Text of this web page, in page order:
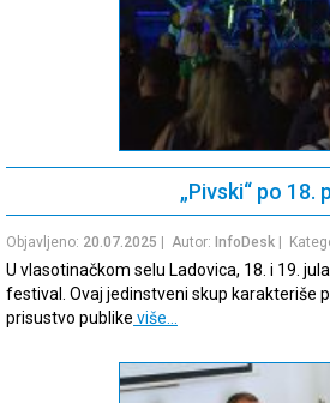
„Pivski“ po 18.
Objavljeno: 20.07.2025 | Autor: InfoDesk |
U vlasotinačkom selu Ladovica, 18. i 19.
festival. Ovaj jedinstveni skup karakteriše
prisustvo publike više…